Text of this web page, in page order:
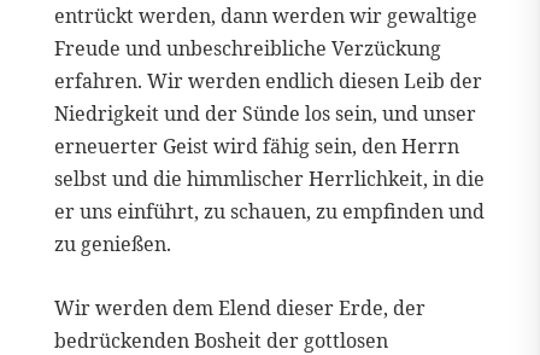
entrückt werden, dann werden wir gewaltige
Freude und unbeschreibliche Verzückung
erfahren. Wir werden endlich diesen Leib der
Niedrigkeit und der Sünde los sein, und unser
erneuerter Geist wird fähig sein, den Herrn
selbst und die himmlischer Herrlichkeit, in die
er uns einführt, zu schauen, zu empfinden und
zu genießen.
Wir werden dem Elend dieser Erde, der
bedrückenden Bosheit der gottlosen